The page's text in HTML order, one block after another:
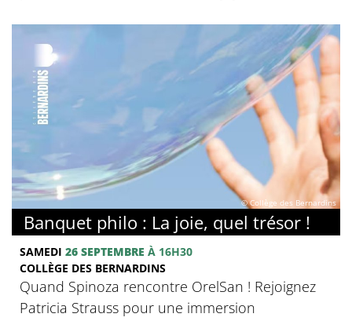
© Collège des Bernardins
Banquet philo : La joie, quel trésor !
SAMEDI 26 SEPTEMBRE À 16H30
COLLÈGE DES BERNARDINS
Quand Spinoza rencontre OrelSan ! Rejoignez
Patricia Strauss pour une immersion